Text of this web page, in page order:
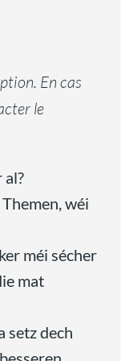
En cas
le
al?
wéi
méi sécher
mat
setz dech